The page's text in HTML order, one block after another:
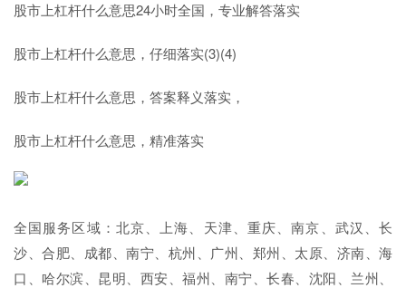
股市上杠杆什么意思24小时全国，专业解答落实
股市上杠杆什么意思，仔细落实(3)(4)
股市上杠杆什么意思，答案释义落实，
股市上杠杆什么意思，精准落实
全国服务区域：北京、上海、天津、重庆、南京、武汉、长
沙、合肥、成都、南宁、杭州、广州、郑州、太原、济南、海
口、哈尔滨、昆明、西安、福州、南宁、长春、沈阳、兰州、